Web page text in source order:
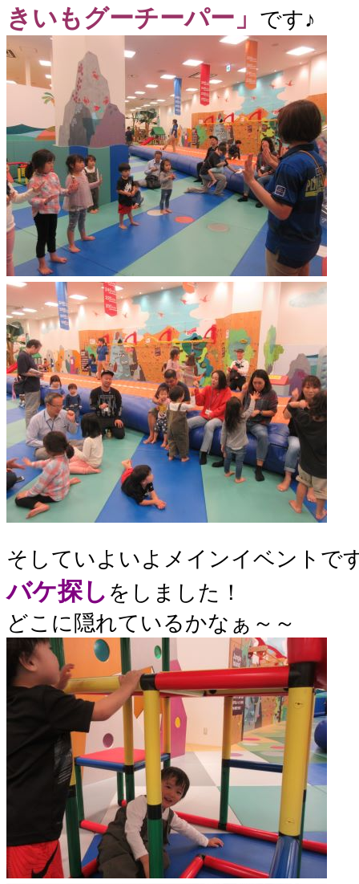
きいもグーチーパー」 です♪
そしていよいよメインイベント
バケ探し をしました！
どこに隠れているかなぁ～～